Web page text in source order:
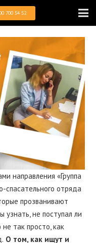
700 54 52
направления «Группа
спасательного отряда
прозванивают
не поступал ли
так просто, как
О том, как ищут и